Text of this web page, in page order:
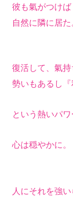
彼も氣がつけば
自然に隣に居た
復活して、氣
勢いもあるし『
という熱いパ
心は穏やかに。
人にそれを強